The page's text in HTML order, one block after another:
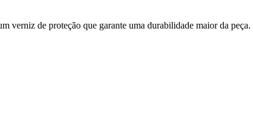
verniz de proteção que garante uma durabilidade maior da peça.